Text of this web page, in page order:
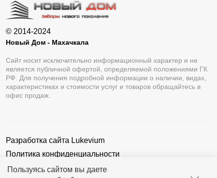
Пользуясь сайтом вы даете
© 2014-2024
Новый Дом - Махачкала
Сайт носит исключительно информационный характер и не
является публичной офертой, определяемой положениями ГК
РФ. Для получения подробной информации о наличии, видах,
характеристиках и стоимости услуг и товаров обращайтесь в
офис продаж.
Разработка сайта Lukevium
Политика конфиденциальности
Пользовательское соглашение